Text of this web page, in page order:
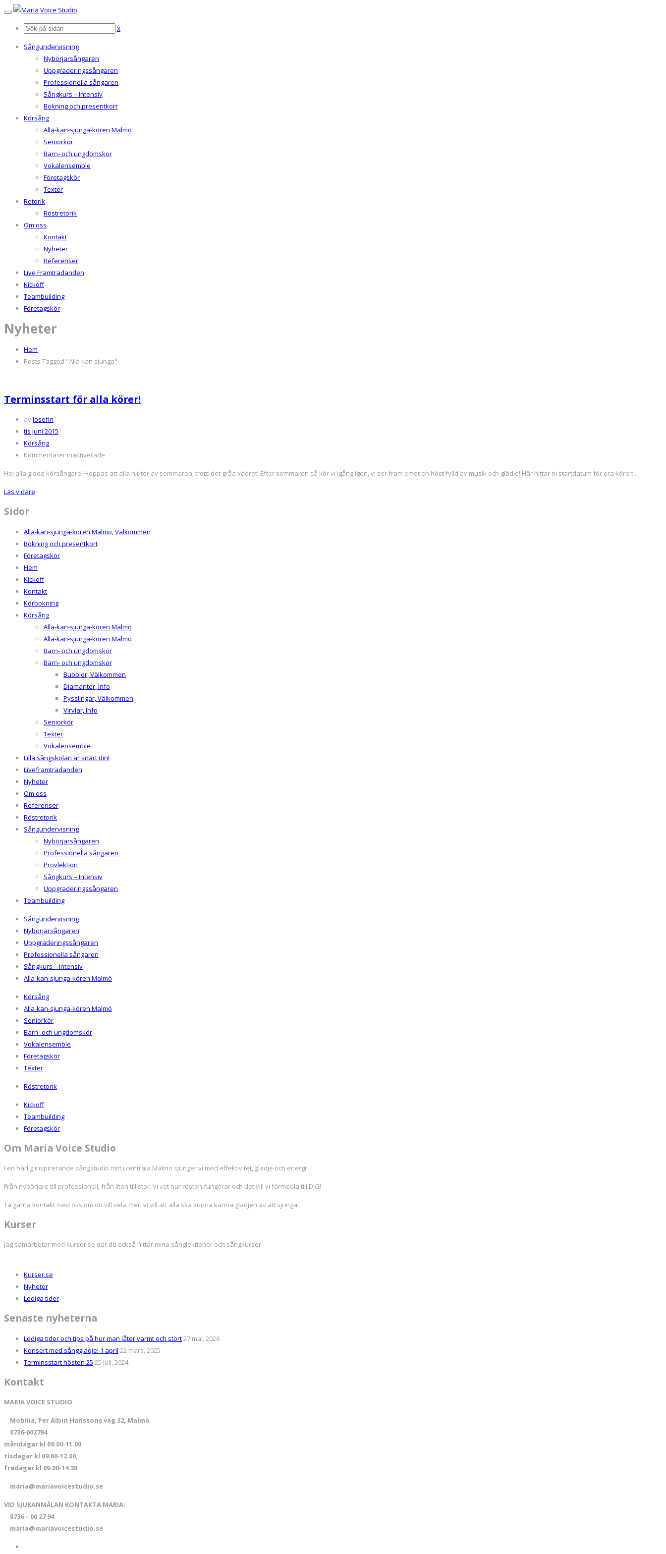
x
Sångundervisning
Nybörjarsångaren
Uppgraderingssångaren
Professionella sångaren
Sångkurs – Intensiv
Bokning och presentkort
Körsång
Alla-kan-sjunga-kören Malmö
Seniorkör
Barn- och ungdomskör
Vokalensemble
Företagskör
Texter
Retorik
Röstretorik
Om oss
Kontakt
Nyheter
Referenser
Live Framträdanden
Kickoff
Teambuilding
Företagskör
Nyheter
Hem
Posts Tagged "Alla kan sjunga"
Terminsstart för alla körer!
avJosefin
tis juni 2015
Körsång
Kommentarer inaktiverade
för
Hej alla glada körsångare! Hoppas att alla njuter av sommaren, trots det gråa vädret! Efter sommaren så kör vi igång igen, vi ser fram emot en höst fylld av musik och glädje! Här hittar ni startdatum för era körer:...
Läs vidare
Sidor
Alla-kan-sjunga-kören Malmö, Välkommen
Bokning och presentkort
Företagskör
Hem
Kickoff
Kontakt
Körbokning
Körsång
Alla-kan-sjunga-kören Malmö
Alla-kan-sjunga-kören Malmö
Barn- och ungdomskör
Barn- och ungdomskör
Bubblor, Välkommen
Diamanter, Info
Pysslingar, Välkommen
Virvlar, Info
Seniorkör
Texter
Vokalensemble
Lilla sångskolan är snart din!
Liveframträdanden
Nyheter
Om oss
Referenser
Röstretorik
Sångundervisning
Nybörjarsångaren
Professionella sångaren
Provlektion
Sångkurs – Intensiv
Uppgraderingssångaren
Teambuilding
Sångundervisning
Nybörjarsångaren
Uppgraderingssångaren
Professionella sångaren
Sångkurs – Intensiv
Alla-kan-sjunga-kören Malmö
Körsång
Alla-kan-sjunga-kören Malmö
Seniorkör
Barn- och ungdomskör
Vokalensemble
Företagskör
Texter
Röstretorik
Kickoff
Teambuilding
Företagskör
Om Maria Voice Studio
I en härlig inspirerande sångstudio mitt i centrala Malmö sjunger vi med effektivitet, glädje och energi.
Från nybörjare till professionell, från liten till stor. Vi vet hur rösten fungerar och det vill vi förmedla till DIG!
Ta gärna kontakt med oss om du vill veta mer, vi vill att alla ska kunna känna glädjen av att sjunga!
Kurser
Jag samarbetar med kurser.se där du också hittar mina sånglektioner och sångkurser
Kurser.se
Nyheter
Lediga tider
Senaste nyheterna
Lediga tider och tips på hur man låter varmt och stort 27 maj, 2026
Konsert med sångglädje! 1 april 22 mars, 2025
Terminsstart hösten 25 25 juli, 2024
Kontakt
MARIA VOICE STUDIO
Mobilia, Per Albin Hanssons väg 32, Malmö
0736-002794
måndagar kl 09.00-11.00
tisdagar kl 09.00-12.00,
fredagar kl 09.00-14.30
maria@mariavoicestudio.se
VID SJUKANMÄLAN KONTAKTA MARIA:
0736 – 00 27 94
maria@mariavoicestudio.se